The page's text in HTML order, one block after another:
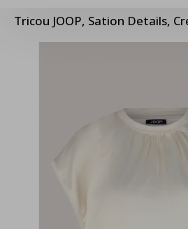
Tricou JOOP, Sation Details,